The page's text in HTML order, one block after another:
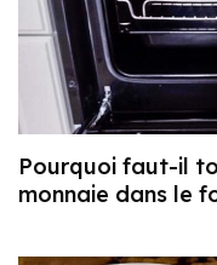
Pourquoi faut-il
monnaie dans le